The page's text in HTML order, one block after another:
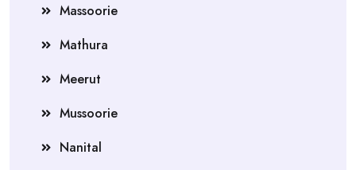
Massoorie
Mathura
Meerut
Mussoorie
Nanital